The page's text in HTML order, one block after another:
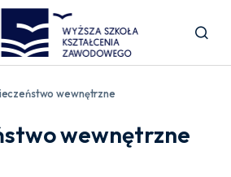
wewnętrzne
wewnętrzne